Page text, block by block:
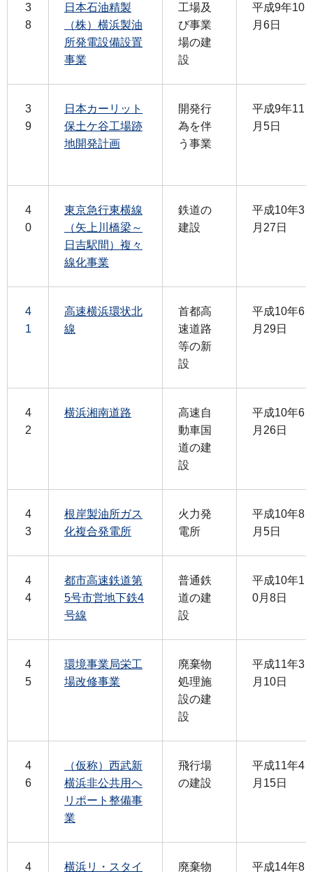
3
8
日本石油精製
（株）横浜製油
所発電設備設置
事業
工場及
び事業
場の建
設
平成9年10
月6日
3
9
日本カーリット
保土ケ谷工場跡
地開発計画
開発行
為を伴
う事業
平成9年11
月5日
4
0
東京急行東横線
（矢上川橋梁～
日吉駅間）複々
線化事業
鉄道の
建設
平成10年3
月27日
4
1
高速横浜環状北
線
首都高
速道路
等の新
設
平成10年6
月29日
4
2
横浜湘南道路
高速自
動車国
道の建
設
平成10年6
月26日
4
3
根岸製油所ガス
化複合発電所
火力発
電所
平成10年8
月5日
4
4
都市高速鉄道第
5号市営地下鉄4
号線
普通鉄
道の建
設
平成10年1
0月8日
4
5
環境事業局栄工
場改修事業
廃棄物
処理施
設の建
設
平成11年3
月10日
4
6
（仮称）西武新
横浜非公共用ヘ
リポート整備事
業
飛行場
の建設
平成11年4
月15日
4 横浜リ・スタイ 廃棄物 平成14年8